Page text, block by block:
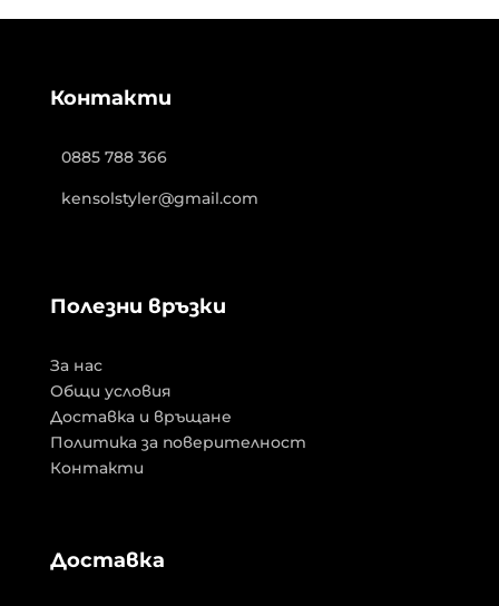
Контакти
0885 788 366
kensolstyler@gmail.com
Полезни връзки
За нас
Общи условия
Доставка и връщане
Политика за поверителност
Контакти
Доставка